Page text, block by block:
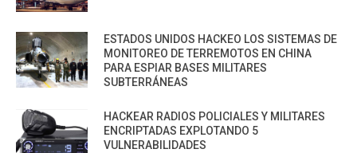
ESTADOS UNIDOS HACKEO LOS SISTEMAS DE
MONITOREO DE TERREMOTOS EN CHINA
PARA ESPIAR BASES MILITARES
SUBTERRÁNEAS
HACKEAR RADIOS POLICIALES Y MILITARES
ENCRIPTADAS EXPLOTANDO 5
VULNERABILIDADES